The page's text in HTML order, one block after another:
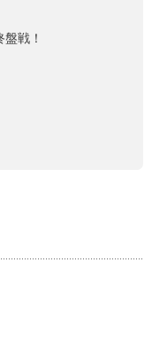
戦！